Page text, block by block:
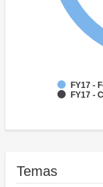
FY17 -
FY17 -
Temas